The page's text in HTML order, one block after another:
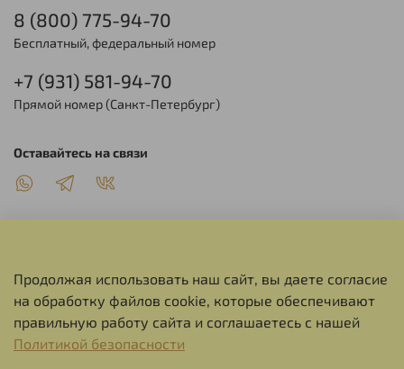
О НАС
СЕРВИС
8 (800) 775-94-70
Бесплатный, федеральный номер
+7 (931) 581-94-70
Прямой номер (Санкт-Петербург)
Оставайтесь на связи
Продолжая использовать наш сайт, вы даете согласие
на обработку файлов cookie, которые обеспечивают
правильную работу сайта и соглашаетесь с нашей
Политикой безопасности